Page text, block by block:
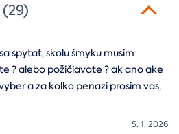
(29)
spytat, skolu šmyku musim
? alebo požičiavate ? ak ano ake
a za kolko penazi prosim vas,
5. 1. 2026